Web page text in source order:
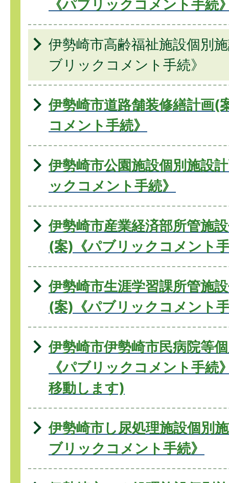
《パブリックコメント手続
伊勢崎市高齢福祉施設個別
ブリックコメント手続》
伊勢崎市道路舗装修繕計画(
コメント手続》
伊勢崎市公園施設個別施設
ックコメント手続》
伊勢崎市産業経済部所管施
(案)《パブリックコメント
伊勢崎市生涯学習課所管施
(案)《パブリックコメント
伊勢崎市伊勢崎市民病院等
《パブリックコメント手続
移動します)
伊勢崎市し尿処理施設個別
ブリックコメント手続》